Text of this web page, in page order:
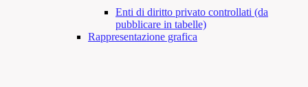
Enti di diritto privato controllati (da
pubblicare in tabelle)
Rappresentazione grafica